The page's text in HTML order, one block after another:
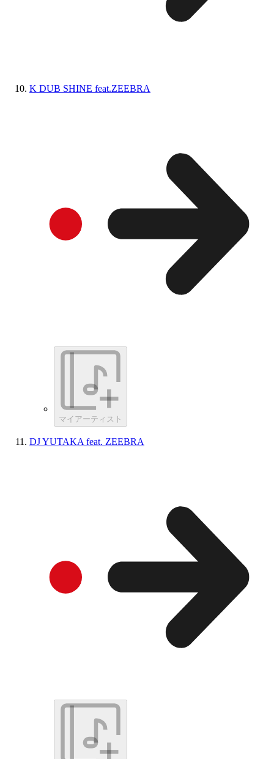
K DUB SHINE feat.ZEEBRA
マイアーティスト
DJ YUTAKA feat. ZEEBRA